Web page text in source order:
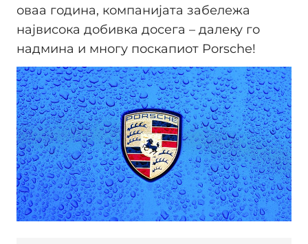
оваа година, компанијата забележа
највисока добивка досега – далеку го
надмина и многу поскапиот Porsche!